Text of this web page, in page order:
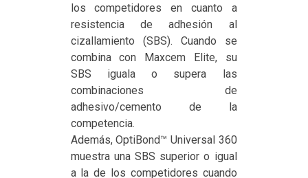
los competidores en cuanto a
resistencia de adhesión al
cizallamiento (SBS). Cuando se
combina con Maxcem Elite, su
SBS iguala o supera las
combinaciones de
adhesivo/cemento de la
competencia.
Además, OptiBond™ Universal 360
muestra una SBS superior o igual
a la de los competidores cuando